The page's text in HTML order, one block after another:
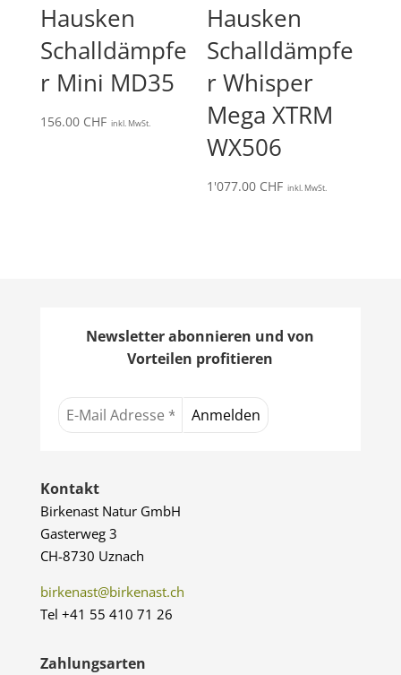
Hausken
Schalldämpfe
r Mini MD35
156.00 CHF inkl. MwSt.
Hausken
Schalldämpfe
r Whisper
Mega XTRM
WX506
1'077.00 CHF inkl. MwSt.
Newsletter abonnieren und von
Vorteilen profitieren
Kontakt
Birkenast Natur GmbH
Gasterweg 3
CH-8730 Uznach
birkenast@birkenast.ch
Tel +41 55 410 71 26
Zahlungsarten